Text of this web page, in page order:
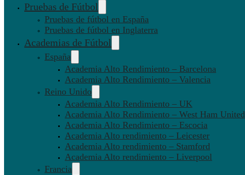
Pruebas de Fútbol
Pruebas de fútbol en España
Pruebas de fútbol en Inglaterra
Academias de Fútbol
España
Academia Alto Rendimiento – Barcelona
Academia Alto Rendimiento – Valencia
Reino Unido
Academia Alto Rendimiento – UK
Academia Alto Rendimiento – West Ham United
Academia Alto Rendimiento – Escocia
Academia Alto rendimiento – Leicester
Academia Alto rendimiento – Stamford
Academia Alto rendimiento – Liverpool
Francia